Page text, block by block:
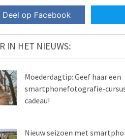
Deel op Facebook
IN HET NIEUWS:
Moederdagtip: Geef haar een
smartphonefotografie-
cadeau!
Nieuw seizoen met